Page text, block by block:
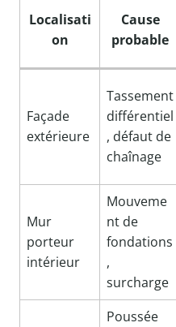
Localisati
on
Cause
probable
Façade
extérieure
Tassement
différentiel
, défaut de
chaînage
Mur
porteur
intérieur
Mouveme
nt de
fondations
,
surcharge
Poussée